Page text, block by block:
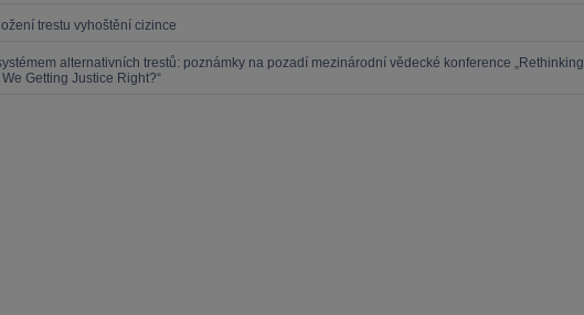
trestu vyhoštění cizince
alternativních trestů: poznámky na pozadí mezinárodní vědecké konference „Rethinking
Getting Justice Right?“